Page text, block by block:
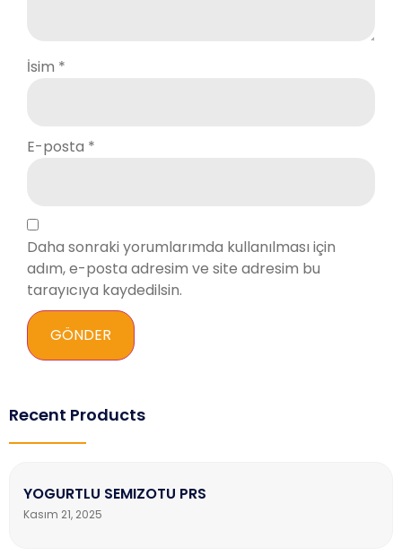
İsim *
E-posta *
Daha sonraki yorumlarımda kullanılması için
adım, e-posta adresim ve site adresim bu
tarayıcıya kaydedilsin.
Recent Products
YOGURTLU SEMIZOTU PRS
Kasım 21, 2025